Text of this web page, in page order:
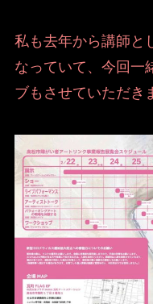
私も去年から講師と
なっていて、今回一
ブもさせていただき